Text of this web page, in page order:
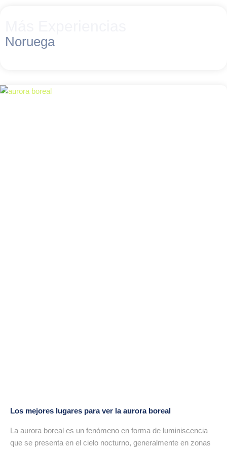
Noruega
Los mejores lugares para ver la aurora boreal
La aurora boreal es un fenómeno en forma de luminiscencia
que se presenta en el cielo nocturno, generalmente en zonas